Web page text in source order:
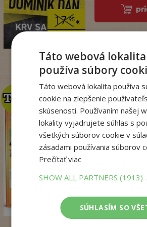
17,95€
7
TOP
TOP
Zo sveta
Táto webová lokalita
používa súbory
Táto webová lokalita používa
cookie na zlepšenie
skúsenosti. Používaním našej
lokality vyjadrujete súhlas s
všetkých súborov cookie v
zásadami používania súborov
Prečítať viac
SHOW ALL PARTNERS(1913)
SÚHLASÍM SO